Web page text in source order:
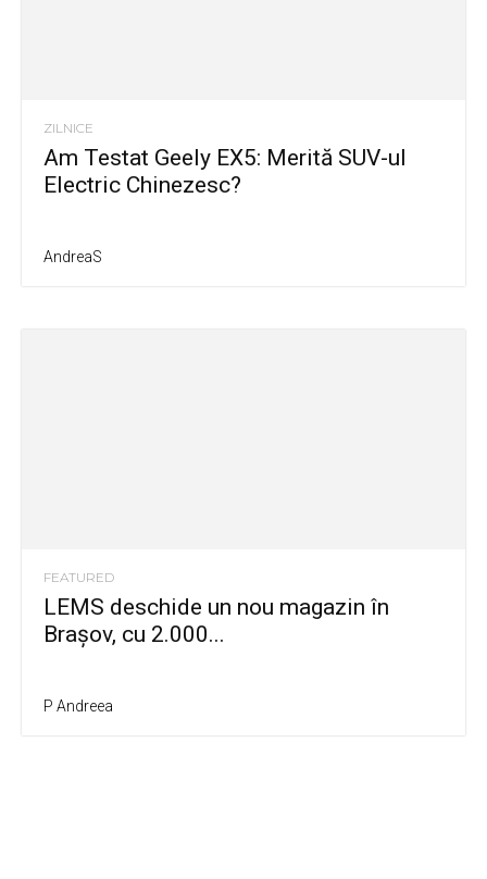
ZILNICE
Am Testat Geely EX5: Merită SUV-ul
Electric Chinezesc?
AndreaS
FEATURED
LEMS deschide un nou magazin în
Brașov, cu 2.000...
P Andreea